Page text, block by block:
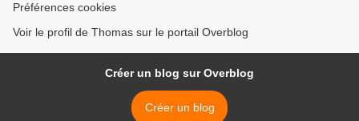
Préférences cookies
Voir le profil de Thomas sur le portail Overblog
Créer un blog sur Overblog
Créer un blog